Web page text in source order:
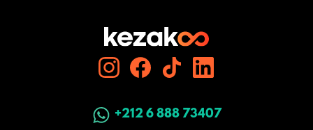
+212 6 888 73407